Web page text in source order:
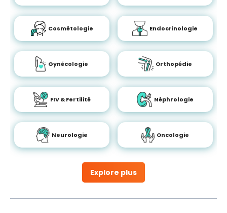
Explore plus
Cosmétologie Endocrinologie
Gynécologie Orthopédie
FIV & Fertilité Néphrologie
Neurologie Oncologie